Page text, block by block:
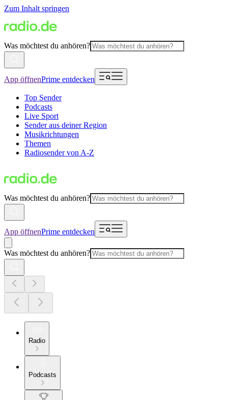
Zum Inhalt springen
Was möchtest du anhören?
App öffnenPrime entdecken
Top Sender
Podcasts
Live Sport
Sender aus deiner Region
Musikrichtungen
Themen
Radiosender von A-Z
Was möchtest du anhören?
App öffnenPrime entdecken
Was möchtest du anhören?
Radio
Podcasts